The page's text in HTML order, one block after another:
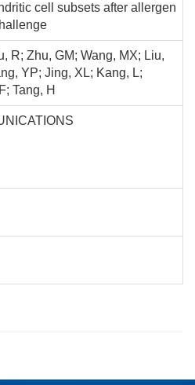
cell subsets after allergen
R; Zhu, GM; Wang, MX; Liu,
YP; Jing, XL; Kang, L;
Tang, H